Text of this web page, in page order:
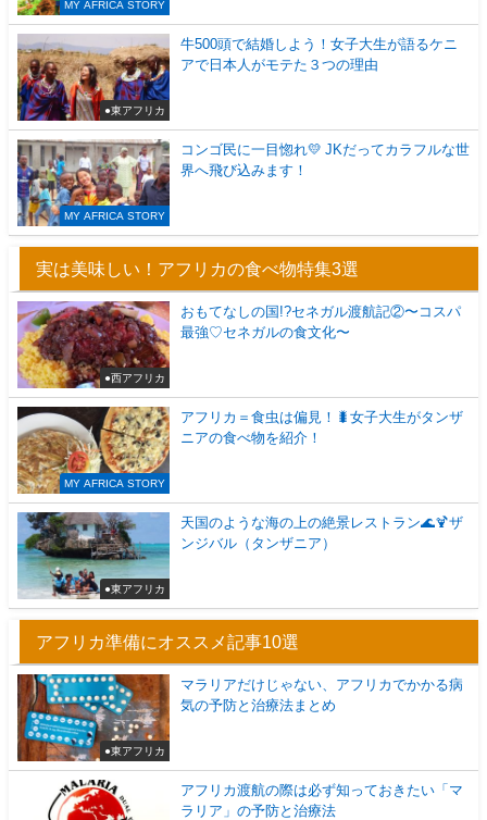
MY AFRICA STORY
●東アフリカ
牛500頭で結婚しよう！女子大生が語るケニ
アで日本人がモテた３つの理由
MY AFRICA STORY
コンゴ民に一目惚れ💛 JKだってカラフルな世
界へ飛び込みます！
実は美味しい！アフリカの食べ物特集3選
●西アフリカ
おもてなしの国!?セネガル渡航記②〜コスパ
最強♡セネガルの食文化〜
MY AFRICA STORY
アフリカ＝食虫は偏見！🐛女子大生がタンザ
ニアの食べ物を紹介！
●東アフリカ
天国のような海の上の絶景レストラン🌊🍹ザ
ンジバル（タンザニア）
アフリカ準備にオススメ記事10選
●東アフリカ
マラリアだけじゃない、アフリカでかかる病
気の予防と治療法まとめ
アフリカ渡航の際は必ず知っておきたい「マ
ラリア」の予防と治療法